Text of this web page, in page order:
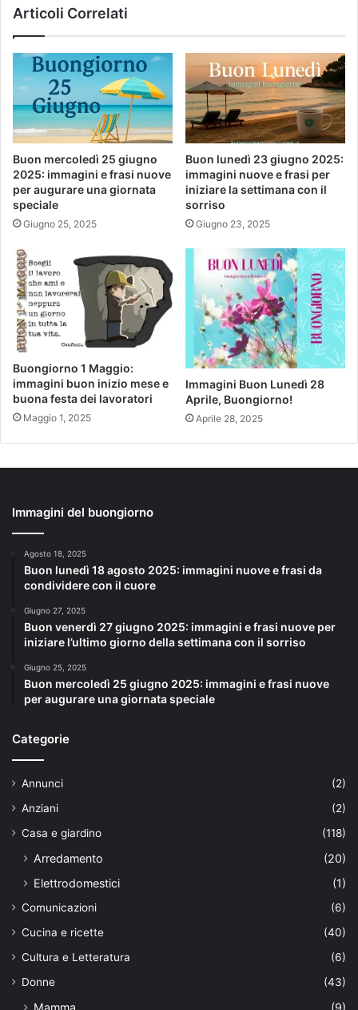
Articoli Correlati
Buon mercoledì 25 giugno
2025: immagini e frasi nuove
per augurare una giornata
speciale
Giugno 25, 2025
Buon lunedì 23 giugno 2025:
immagini nuove e frasi per
iniziare la settimana con il
sorriso
Giugno 23, 2025
Buongiorno 1 Maggio:
immagini buon inizio mese e
buona festa dei lavoratori
Maggio 1, 2025
Immagini Buon Lunedì 28
Aprile, Buongiorno!
Aprile 28, 2025
Immagini del buongiorno
Agosto 18, 2025
Buon lunedì 18 agosto 2025: immagini nuove e frasi da
condividere con il cuore
Giugno 27, 2025
Buon venerdì 27 giugno 2025: immagini e frasi nuove per
iniziare l’ultimo giorno della settimana con il sorriso
Giugno 25, 2025
Buon mercoledì 25 giugno 2025: immagini e frasi nuove
per augurare una giornata speciale
Categorie
Annunci
(2)
Anziani
(2)
Casa e giardino
(118)
Arredamento
(20)
Elettrodomestici
(1)
Comunicazioni
(6)
Cucina e ricette
(40)
Cultura e Letteratura
(6)
Donne
(43)